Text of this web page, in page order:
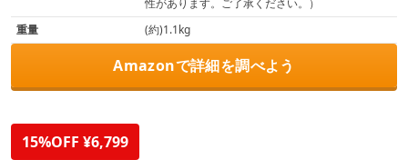
性があります。ご了承ください。）
重量
(約)1.1kg
Amazonで詳細を調べよう
15%OFF ¥6,799